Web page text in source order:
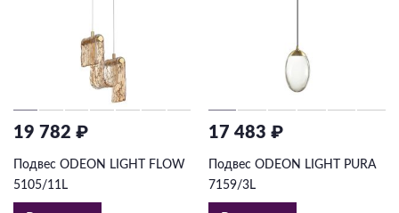
19 782 ₽
Подвес ODEON LIGHT FLOW
5105/11L
17 483 ₽
Подвес ODEON LIGHT PURA
7159/3L